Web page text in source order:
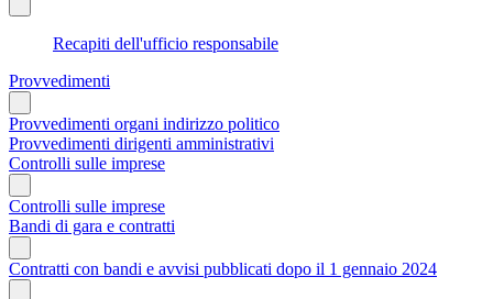
Recapiti dell'ufficio responsabile
Provvedimenti
Provvedimenti organi indirizzo politico
Provvedimenti dirigenti amministrativi
Controlli sulle imprese
Controlli sulle imprese
Bandi di gara e contratti
Contratti con bandi e avvisi pubblicati dopo il 1 gennaio 2024